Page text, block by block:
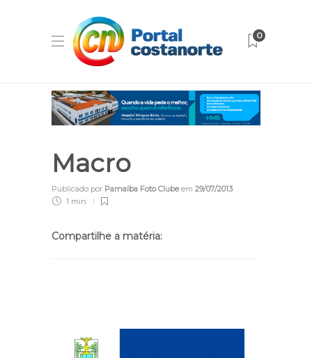
0
Macro
Publicado por Parnaíba Foto Clubeem 29/07/2013
1 min
Compartilhe a matéria: